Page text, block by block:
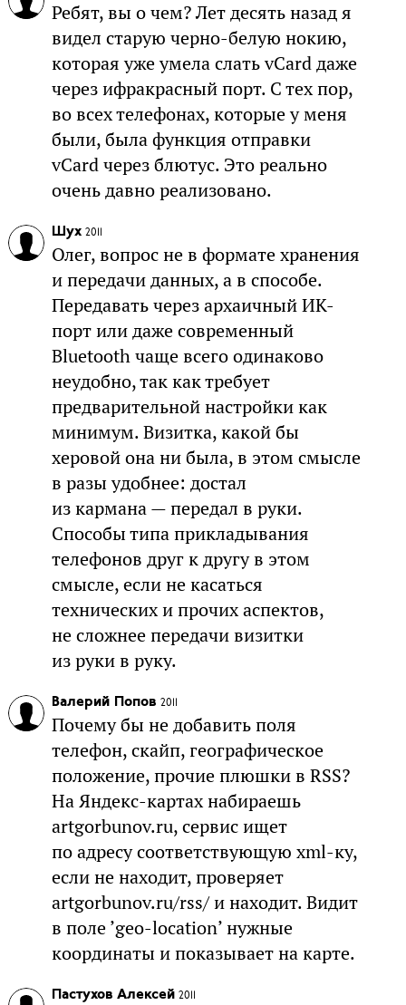
Ребят, вы о чем? Лет десять назад я
видел старую черно-белую нокию,
которая уже умела слать vCard даже
через ифракрасный порт. С тех пор,
во всех телефонах, которые у меня
были, была функция отправки
vCard через блютус. Это реально
очень давно реализовано.
Шух 2011
Олег, вопрос не в формате хранения
и передачи данных, а в способе.
Передавать через архаичный ИК-
порт или даже современный
Bluetooth чаще всего одинаково
неудобно, так как требует
предварительной настройки как
минимум. Визитка, какой бы
херовой она ни была, в этом смысле
в разы удобнее: достал
из кармана — передал в руки.
Способы типа прикладывания
телефонов друг к другу в этом
смысле, если не касаться
технических и прочих аспектов,
не сложнее передачи визитки
из руки в руку.
Валерий Попов 2011
Почему бы не добавить поля
телефон, скайп, географическое
положение, прочие плюшки в RSS?
На Яндекс-картах набираешь
artgorbunov.ru, сервис ищет
по адресу соответствующую xml-ку,
если не находит, проверяет
artgorbunov.ru/rss/ и находит. Видит
в поле ’geo-location’ нужные
координаты и показывает на карте.
Пастухов Алексей 2011